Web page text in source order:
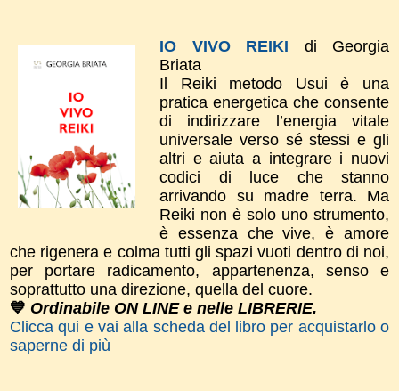
IO VIVO REIKI di Georgia
Briata
Il Reiki metodo Usui è una
pratica energetica che consente
di indirizzare l’energia vitale
universale verso sé stessi e gli
altri e aiuta a integrare i nuovi
codici di luce che stanno
arrivando su madre terra. Ma
Reiki non è solo uno strumento,
è essenza che vive, è amore
che rigenera e colma tutti gli spazi vuoti dentro di noi,
per portare radicamento, appartenenza, senso e
soprattutto una direzione, quella del cuore.
💙 Ordinabile ON LINE e nelle LIBRERIE.
Clicca qui e vai alla scheda del libro per acquistarlo o
saperne di più